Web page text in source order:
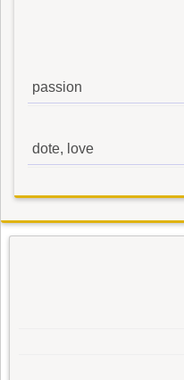
passion
dote, love